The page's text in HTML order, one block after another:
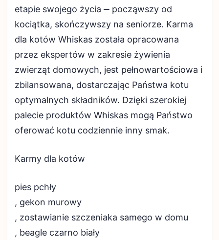
etapie swojego życia ‒ począwszy od
kociątka, skończywszy na seniorze. Karma
dla kotów Whiskas została opracowana
przez ekspertów w zakresie żywienia
zwierząt domowych, jest pełnowartościowa i
zbilansowana, dostarczając Państwa kotu
optymalnych składników. Dzięki szerokiej
palecie produktów Whiskas mogą Państwo
oferować kotu codziennie inny smak.
Karmy dla kotów
pies pchły
, gekon murowy
, zostawianie szczeniaka samego w domu
, beagle czarno biały